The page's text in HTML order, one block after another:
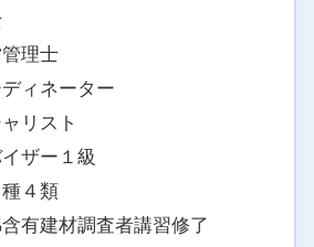
理士
ィネーター
リスト
ザー１級
４類
有建材調査者講習修了